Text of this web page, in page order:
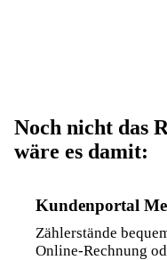
Noch nicht das
wäre es damit:
Kundenportal
Zählerstände
Online-Rechnung